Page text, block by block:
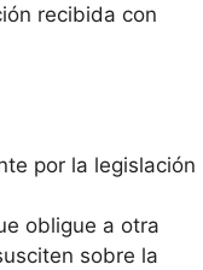
recibida con
por la legislación
obligue a otra
sobre la